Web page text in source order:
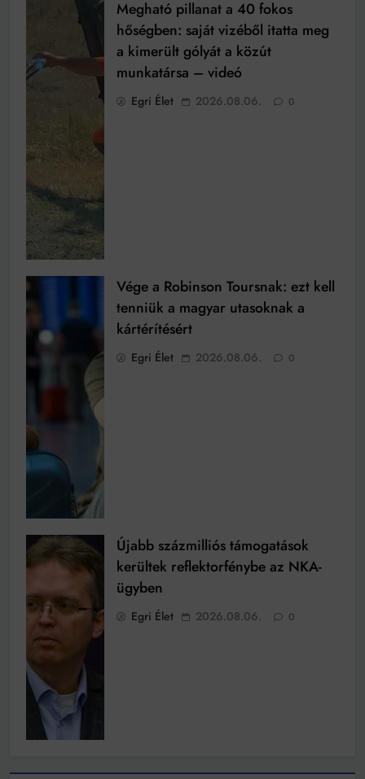
Megható pillanat a 40 fokos
hőségben: saját vizéből itatta meg
a kimerült gólyát a közút
munkatársa – videó
Egri Élet 2026.08.06. 0
Vége a Robinson Toursnak: ezt kell
tenniük a magyar utasoknak a
kártérítésért
Egri Élet 2026.08.06. 0
Újabb százmilliós támogatások
kerültek reflektorfénybe az NKA-
ügyben
Egri Élet 2026.08.06. 0